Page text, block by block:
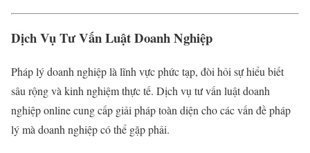
Dịch Vụ Tư Vấn Luật Doanh Nghiệp
Pháp lý doanh nghiệp là lĩnh vực phức tạp, đòi hỏi sự hiểu biết
sâu rộng và kinh nghiệm thực tế. Dịch vụ tư vấn luật doanh
nghiệp online cung cấp giải pháp toàn diện cho các vấn đề pháp
lý mà doanh nghiệp có thể gặp phải.